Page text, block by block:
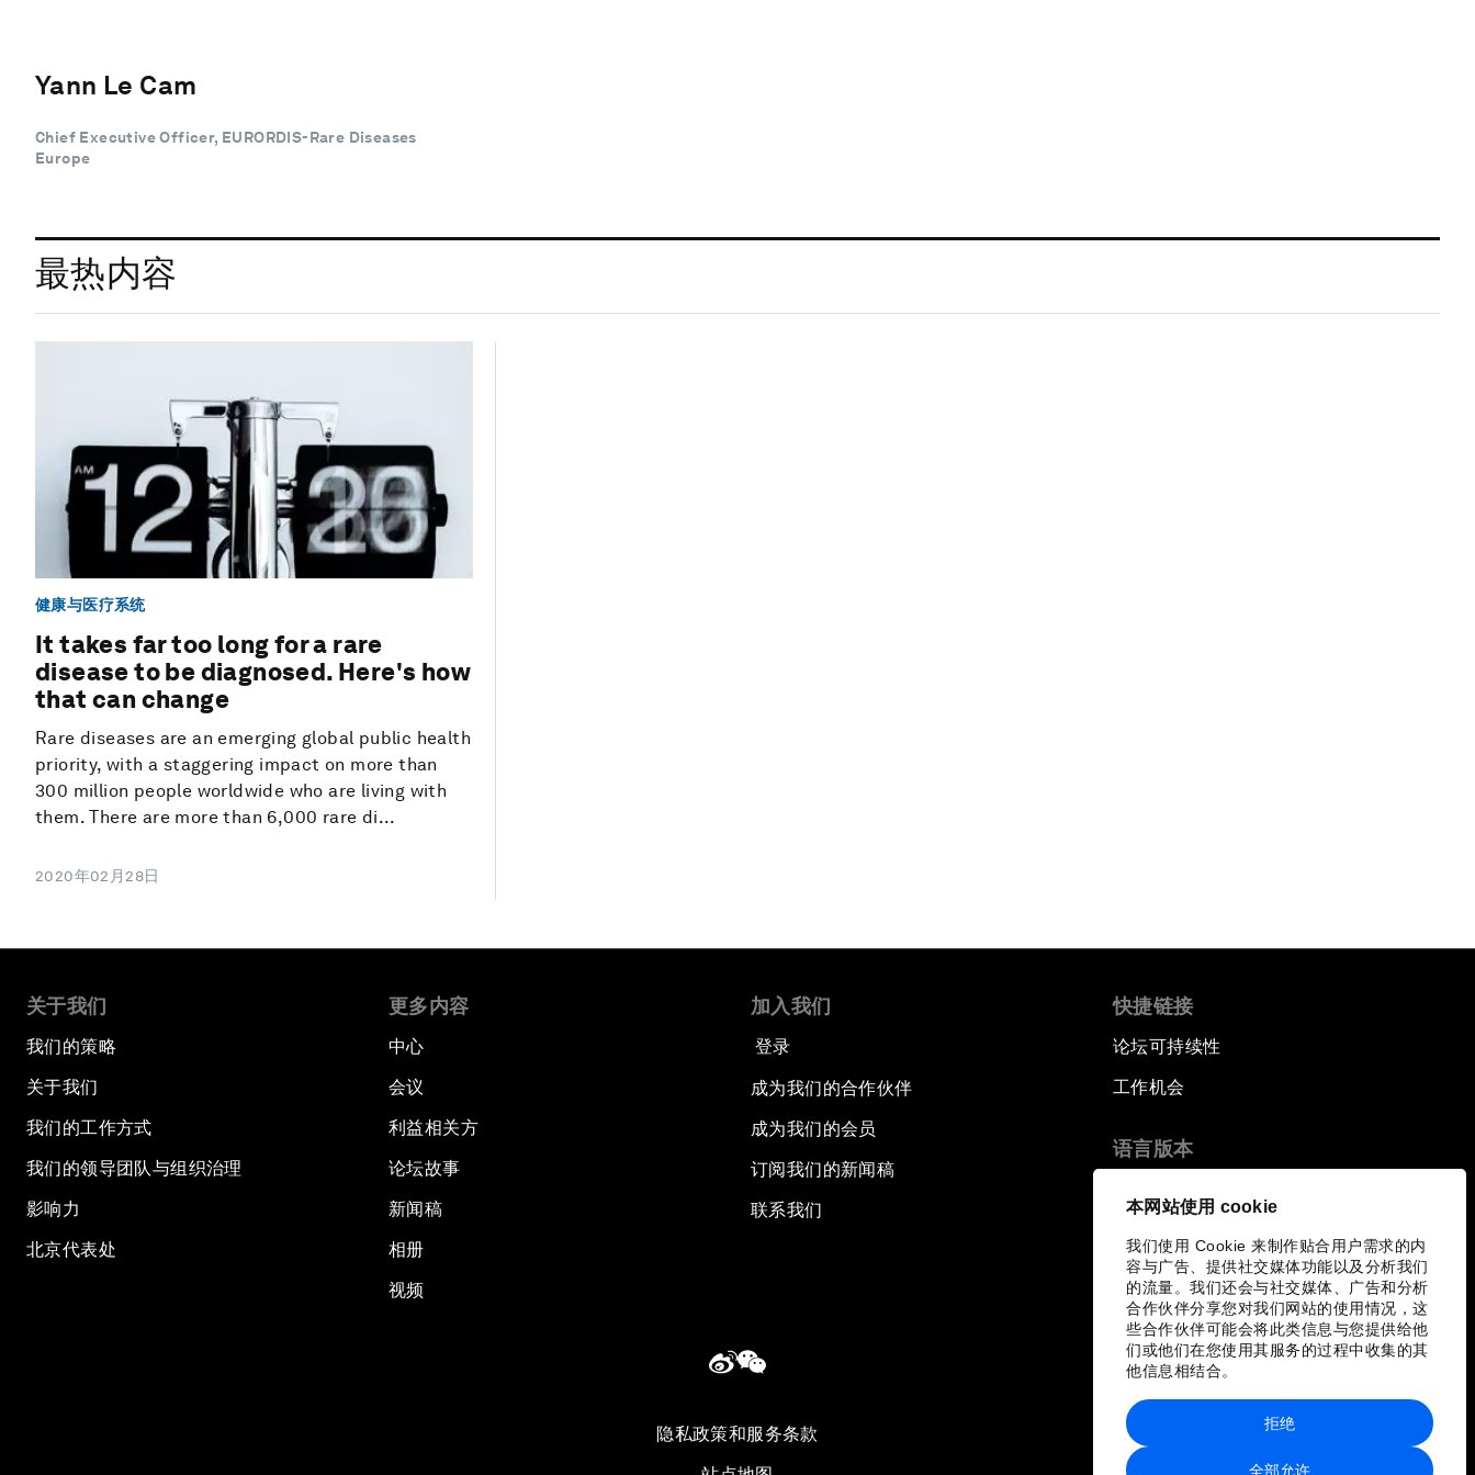
本网站使用 cookie
我们使用 Cookie 来制作贴合用户需求的内
容与广告、提供社交媒体功能以及分析我们
的流量。我们还会与社交媒体、广告和分析
合作伙伴分享您对我们网站的使用情况，这
些合作伙伴可能会将此类信息与您提供给他
们或他们在您使用其服务的过程中收集的其
他信息相结合。
全部允许
拒绝
Yann Le Cam
Chief Executive Officer, EURORDIS-Rare Diseases
Europe
最热内容
健康与医疗系统
It takes far too long for a rare
disease to be diagnosed. Here's how
that can change
Rare diseases are an emerging global public health
priority, with a staggering impact on more than
300 million people worldwide who are living with
them. There are more than 6,000 rare di...
2020年02月28日
关于我们
我们的策略
关于我们
我们的工作方式
我们的领导团队与组织治理
影响力
北京代表处
更多内容
中心
会议
利益相关方
论坛故事
新闻稿
相册
视频
加入我们
登录
成为我们的合作伙伴
成为我们的会员
订阅我们的新闻稿
联系我们
快捷链接
论坛可持续性
工作机会
语言版本
隐私政策和服务条款